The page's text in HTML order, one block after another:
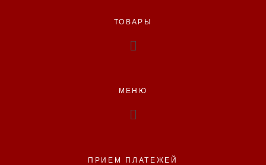
ТОВАРЫ
МЕНЮ
ПРИЕМ ПЛАТЕЖЕЙ